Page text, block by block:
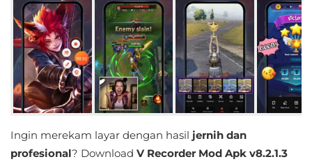
Educational
First
Person
Horror
Music
Ingin merekam layar dengan hasil jernih dan
profesional? Download V Recorder Mod Apk v8.2.1.3